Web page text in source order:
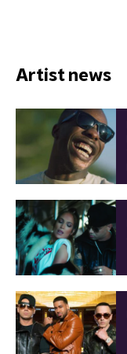
Artist news